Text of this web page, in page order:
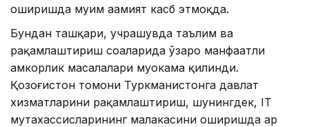
оширишда муҳим аҳамият касб этмоқда.
Бундан ташқари, учрашувда таълим ва
рақамлаштириш соҳаларида ўзаро манфаатли
ҳамкорлик масалалари муҳокама қилинди.
Қозоғистон томони Туркманистонга давлат
хизматларини рақамлаштириш, шунингдек, IТ
мутахассисларининг малакасини оширишда ҳар